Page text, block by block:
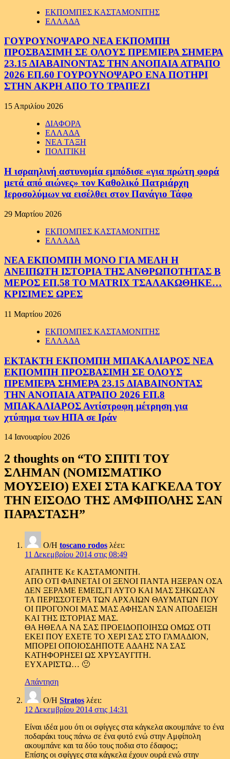
ΕΚΠΟΜΠΕΣ ΚΑΣΤΑΜΟΝΙΤΗΣ
ΕΛΛΑΔΑ
ΓΟΥΡΟΥΝΟΨΑΡΟ ΝΕΑ ΕΚΠΟΜΠΗ
ΠΡΟΣΒΑΣΙΜΗ ΣΕ ΟΛΟΥΣ ΠΡΕΜΙΕΡΑ ΣΗΜΕΡΑ
23.15 ΔΙΑΒΑΙΝΟΝΤΑΣ ΤΗΝ ΑΝΟΠΑΙΑ ΑΤΡΑΠΟ
2026 ΕΠ.60 ΓΟΥΡΟΥΝΟΨΑΡΟ ΕΝΑ ΠΟΤΗΡΙ
ΣΤΗΝ ΑΚΡΗ ΑΠΟ ΤΟ ΤΡΑΠΕΖΙ
15 Απριλίου 2026
ΔΙΑΦΟΡΑ
ΕΛΛΑΔΑ
ΝΕΑ ΤΑΞΗ
ΠΟΛΙΤΙΚΗ
Η ισραηλινή αστυνομία εμπόδισε «για πρώτη φορά
μετά από αιώνες» τον Καθολικό Πατριάρχη
Ιεροσολύμων να εισέλθει στον Πανάγιο Τάφο
29 Μαρτίου 2026
ΕΚΠΟΜΠΕΣ ΚΑΣΤΑΜΟΝΙΤΗΣ
ΕΛΛΑΔΑ
ΝΕΑ ΕΚΠΟΜΠΗ ΜΟΝΟ ΓΙΑ ΜΕΛΗ Η
ΑΝΕΙΠΩΤΗ ΙΣΤΟΡΙΑ ΤΗΣ ΑΝΘΡΩΠΟΤΗΤΑΣ Β
ΜΕΡΟΣ ΕΠ.58 ΤΟ MATRIX ΤΣΑΛΑΚΩΘΗΚΕ…
ΚΡΙΣΙΜΕΣ ΩΡΕΣ
11 Μαρτίου 2026
ΕΚΠΟΜΠΕΣ ΚΑΣΤΑΜΟΝΙΤΗΣ
ΕΛΛΑΔΑ
ΕΚΤΑΚΤΗ ΕΚΠΟΜΠΗ ΜΠΑΚΑΛΙΑΡΟΣ ΝΕΑ
ΕΚΠΟΜΠΗ ΠΡΟΣΒΑΣΙΜΗ ΣΕ ΟΛΟΥΣ
ΠΡΕΜΙΕΡΑ ΣΗΜΕΡΑ 23.15 ΔΙΑΒΑΙΝΟΝΤΑΣ
ΤΗΝ ΑΝΟΠΑΙΑ ΑΤΡΑΠΟ 2026 ΕΠ.8
ΜΠΑΚΑΛΙΑΡΟΣ Αντίστροφη μέτρηση για
χτύπημα των ΗΠΑ σε Ιράν
14 Ιανουαρίου 2026
2 thoughts on “ΤΟ ΣΠΙΤΙ ΤΟΥ
ΣΛΗΜΑΝ (ΝΟΜΙΣΜΑΤΙΚΟ
ΜΟΥΣΕΙΟ) ΕΧΕΙ ΣΤΑ ΚΑΓΚΕΛΑ ΤΟΥ
ΤΗΝ ΕΙΣΟΔΟ ΤΗΣ ΑΜΦΙΠΟΛΗΣ ΣΑΝ
ΠΑΡΑΣΤΑΣΗ”
Ο/Η toscano rodos λέει:
11 Δεκεμβρίου 2014 στις 08:49
ΑΓΑΠΗΤΕ Κε ΚΑΣΤΑΜΟΝΙΤΗ.
ΑΠΟ ΟΤΙ ΦΑΙΝΕΤΑΙ ΟΙ ΞΕΝΟΙ ΠΑΝΤΑ ΗΞΕΡΑΝ ΟΣΑ
ΔΕΝ ΞΕΡΑΜΕ ΕΜΕΙΣ,ΓΙ ΑΥΤΟ ΚΑΙ ΜΑΣ ΣΗΚΩΣΑΝ
ΤΑ ΠΕΡΙΣΣΟΤΕΡΑ ΤΩΝ ΑΡΧΑΙΩΝ ΘΑΥΜΑΤΩΝ ΠΟΥ
ΟΙ ΠΡΟΓΟΝΟΙ ΜΑΣ ΜΑΣ ΑΦΗΣΑΝ ΣΑΝ ΑΠΟΔΕΙΞΗ
ΚΑΙ ΤΗΣ ΙΣΤΟΡΙΑΣ ΜΑΣ.
ΘΑ ΗΘΕΛΑ ΝΑ ΣΑΣ ΠΡΟΕΙΔΟΠΟΙΗΣΩ ΟΜΩΣ ΟΤΙ
ΕΚΕΙ ΠΟΥ ΕΧΕΤΕ ΤΟ ΧΕΡΙ ΣΑΣ ΣΤΟ ΓΑΜΑΔΙΟΝ,
ΜΠΟΡΕΙ ΟΠΟΙΟΣΔΗΠΟΤΕ ΑΔΑΗΣ ΝΑ ΣΑΣ
ΚΑΤΗΦΟΡΗΣΕΙ ΩΣ ΧΡΥΣΑΥΓΙΤΗ.
ΕΥΧΑΡΙΣΤΩ… 🙂
Απάντηση
Ο/Η Stratos λέει:
12 Δεκεμβρίου 2014 στις 14:31
Είναι ιδέα μου ότι οι σφίγγες στα κάγκελα ακουμπάνε το ένα
ποδαράκι τους πάνω σε ένα φυτό ενώ στην Αμφίπολη
ακουμπάνε και τα δύο τους ποδια στο έδαφος;;
Επίσης οι σφίγγες στα κάγκελα έχουν ουρά ενώ στην